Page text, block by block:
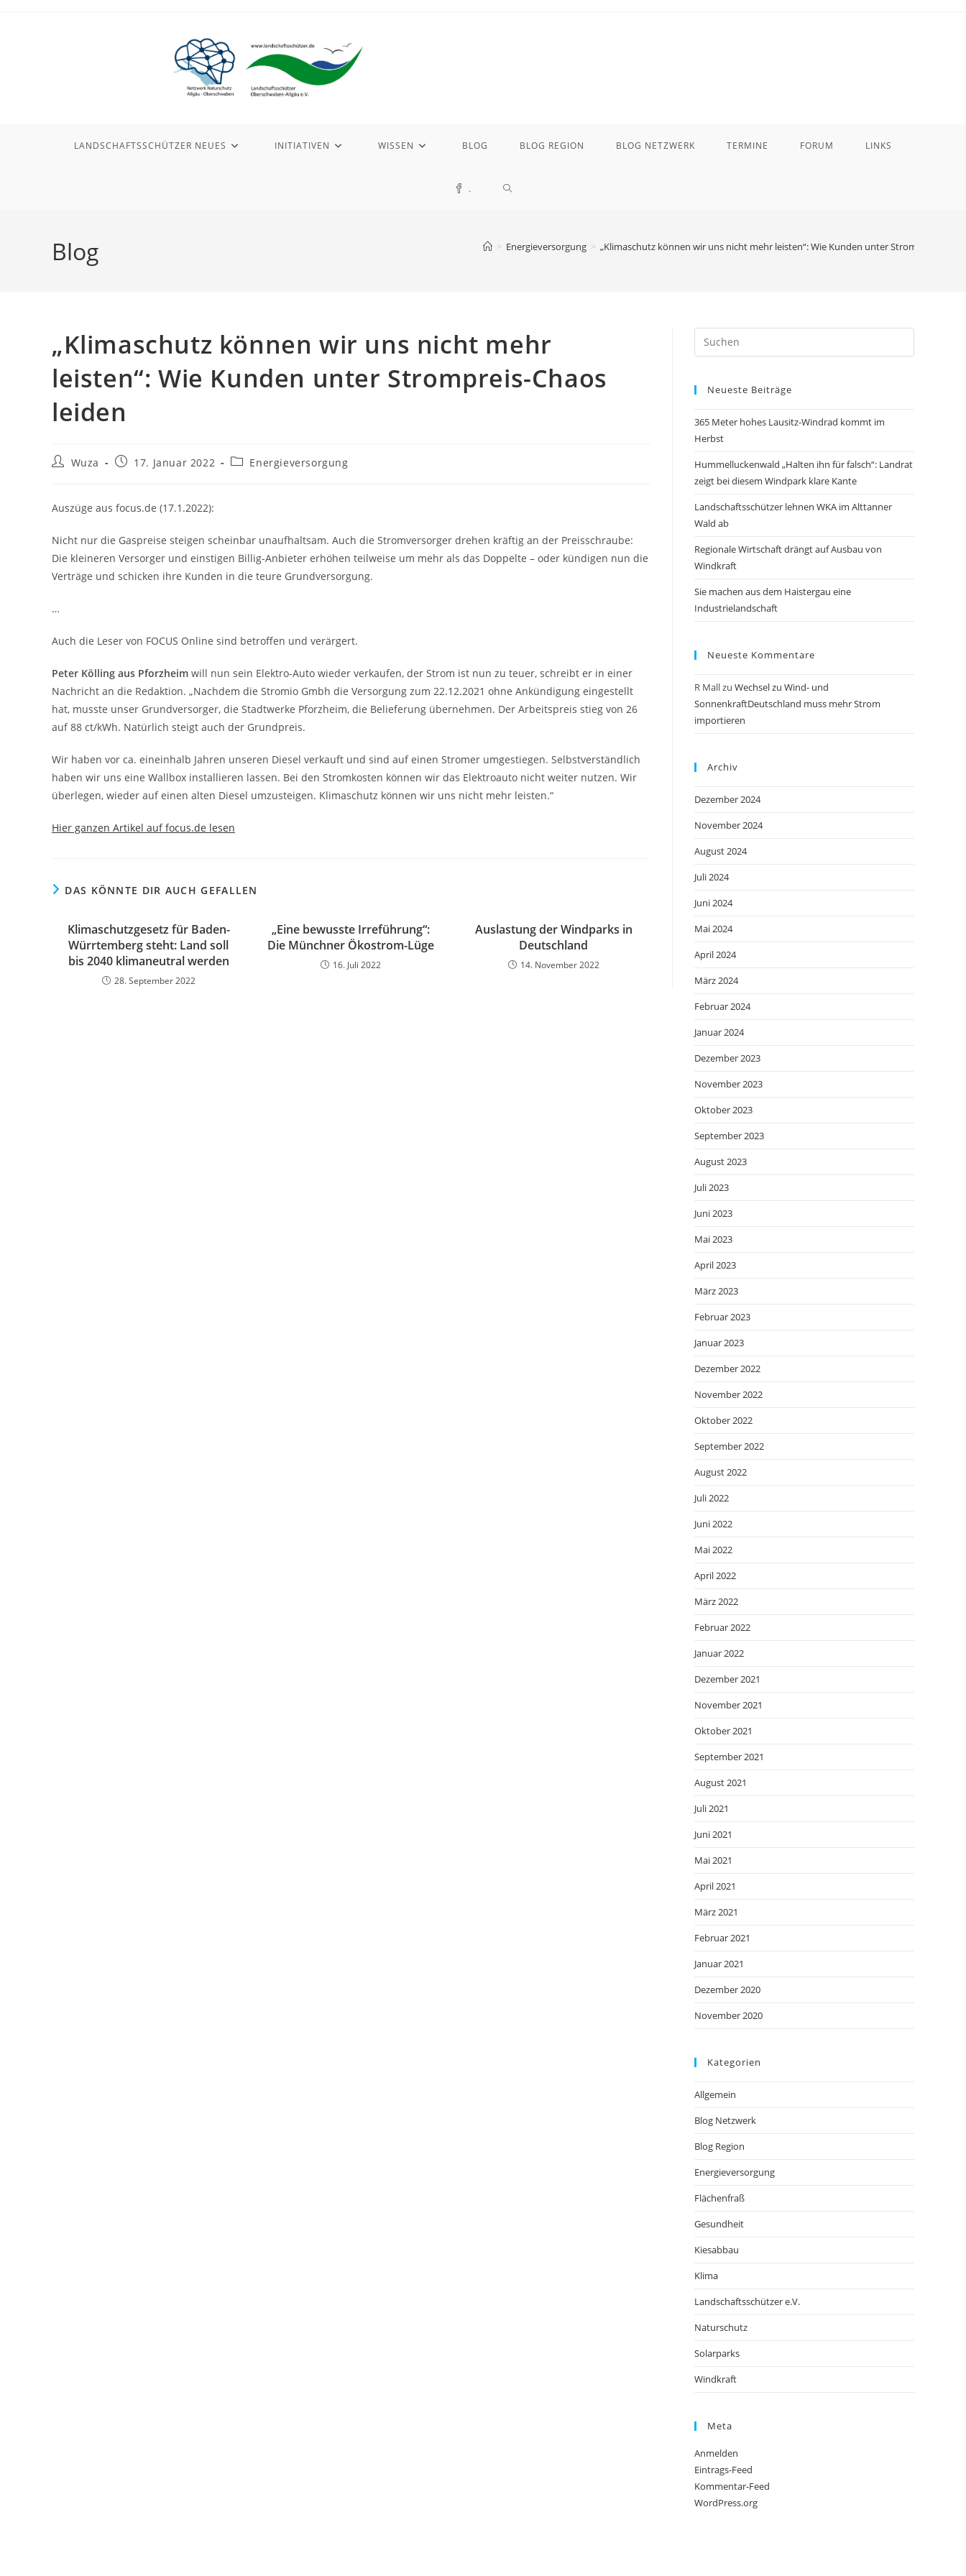
LANDSCHAFTSSCHÜTZER NEUES INITIATIVEN WISSEN BLOG BLOG REGION BLOG NETZWERK TERMINE FORUM LINKS
. WEBSITE-
Blog > Energieversorgung > „Klimaschutz können wir uns nicht mehr leisten“: Wie Kunden unter Strompreis-
„Klimaschutz können wir uns nicht mehr
leisten“: Wie Kunden unter Strompreis-Chaos
leiden
Beitrags-
Wuza
Beitrag17. Januar 2022
Beitrags-
Energieversorgung
Auszüge aus focus.de (17.1.2022):
Nicht nur die Gaspreise steigen scheinbar unaufhaltsam. Auch die Stromversorger drehen kräftig an der Preisschraube:
Die kleineren Versorger und einstigen Billig-Anbieter erhöhen teilweise um mehr als das Doppelte – oder kündigen nun die
Verträge und schicken ihre Kunden in die teure Grundversorgung.
…
Auch die Leser von FOCUS Online sind betroffen und verärgert.
Peter Kölling aus Pforzheim will nun sein Elektro-Auto wieder verkaufen, der Strom ist nun zu teuer, schreibt er in einer
Nachricht an die Redaktion. „Nachdem die Stromio Gmbh die Versorgung zum 22.12.2021 ohne Ankündigung eingestellt
hat, musste unser Grundversorger, die Stadtwerke Pforzheim, die Belieferung übernehmen. Der Arbeitspreis stieg von 26
auf 88 ct/kWh. Natürlich steigt auch der Grundpreis.
Wir haben vor ca. eineinhalb Jahren unseren Diesel verkauft und sind auf einen Stromer umgestiegen. Selbstverständlich
haben wir uns eine Wallbox installieren lassen. Bei den Stromkosten können wir das Elektroauto nicht weiter nutzen. Wir
überlegen, wieder auf einen alten Diesel umzusteigen. Klimaschutz können wir uns nicht mehr leisten.“
Hier ganzen Artikel auf focus.de lesen
DAS KÖNNTE DIR AUCH GEFALLEN
Klimaschutzgesetz für Baden-
Würrtemberg steht: Land soll
bis 2040 klimaneutral werden
28. September 2022
„Eine bewusste Irreführung“:
Die Münchner Ökostrom-Lüge
16. Juli 2022
Auslastung der Windparks in
Deutschland
14. November 2022
Neueste Beiträge
365 Meter hohes Lausitz-Windrad kommt im
Herbst
Hummelluckenwald „Halten ihn für falsch“: Landrat
zeigt bei diesem Windpark klare Kante
Landschaftsschützer lehnen WKA im Alttanner
Wald ab
Regionale Wirtschaft drängt auf Ausbau von
Windkraft
Sie machen aus dem Haistergau eine
Industrielandschaft
Neueste Kommentare
R Mallzu Wechsel zu Wind- und
SonnenkraftDeutschland muss mehr Strom
importieren
Archiv
Dezember 2024
November 2024
August 2024
Juli 2024
Juni 2024
Mai 2024
April 2024
März 2024
Februar 2024
Januar 2024
Dezember 2023
November 2023
Oktober 2023
September 2023
August 2023
Juli 2023
Juni 2023
Mai 2023
April 2023
März 2023
Februar 2023
Januar 2023
Dezember 2022
November 2022
Oktober 2022
September 2022
August 2022
Juli 2022
Juni 2022
Mai 2022
April 2022
März 2022
Februar 2022
Januar 2022
Dezember 2021
November 2021
Oktober 2021
September 2021
August 2021
Juli 2021
Juni 2021
Mai 2021
April 2021
März 2021
Februar 2021
Januar 2021
Dezember 2020
November 2020
Kategorien
Allgemein
Blog Netzwerk
Blog Region
Energieversorgung
Flächenfraß
Gesundheit
Kiesabbau
Klima
Landschaftsschützer e.V.
Naturschutz
Solarparks
Windkraft
Meta
Anmelden
Eintrags-Feed
Kommentar-Feed
WordPress.org